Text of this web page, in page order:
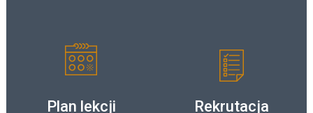
Plan lekcji Rekrutacja